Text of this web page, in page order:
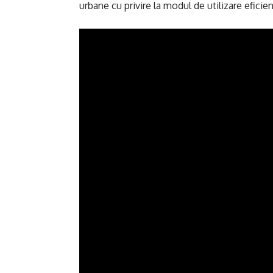
urbane cu privire la modul de utilizare